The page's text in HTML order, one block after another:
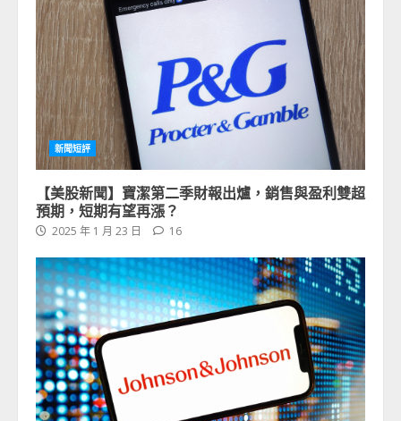
新聞短評
【美股新聞】寶潔第二季財報出爐，銷售與盈利雙超
預期，短期有望再漲？
2025 年 1 月 23 日 16